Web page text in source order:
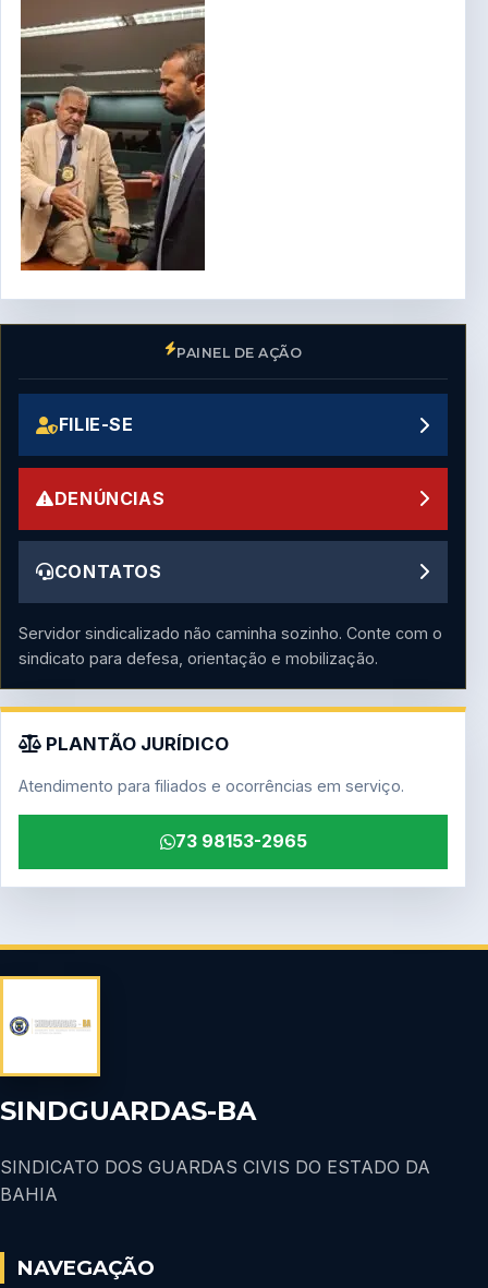
PAINEL DE AÇÃO
FILIE-SE
DENÚNCIAS
CONTATOS
Servidor sindicalizado não caminha sozinho. Conte com o
sindicato para defesa, orientação e mobilização.
PLANTÃO JURÍDICO
Atendimento para filiados e ocorrências em serviço.
73 98153-2965
SINDGUARDAS-BA
SINDICATO DOS GUARDAS CIVIS DO ESTADO DA
BAHIA
NAVEGAÇÃO